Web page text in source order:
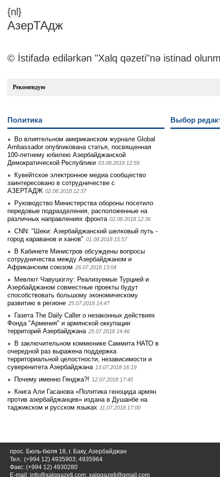
{nl}
АзерТАдж
© İstifadə edilərkən "Xalq qəzeti"nə istinad
Рекомендую
Политика
Во влиятельном американском журнале Global
Ambassador опубликована статья, посвященная
100-летнему юбилею Азербайджанской
Демократической Республики 03.08.2018 12:59
Кувейтское электронное медиа сообщество
заинтеpесовано в сотрудничестве с
АЗЕРТАДЖ 02.08.2018 12:37
Руководство Министерства обороны посетило
передовые подразделения, расположенные на
различных направлениях фронта 02.08.2018 12:36
CNN: "Шеки: Азербайджанский шелковый путь -
город караванов и ханов" 01.08.2018 15:57
В Кабинете Министров обсуждены вопросы
сотрудничества между Азербайджаном и
Африканским союзом 26.07.2018 13:04
Мевлют Чавушоглу: Реализуемые Турцией и
Азербайджаном совместные проекты будут
способствовать большому экономическому
развитию в регионе 25.07.2018 14:47
Газета The Daily Caller о незаконных действиях
Фонда "Армения" и армянской оккупации
территорий Азербайджана 25.07.2018 14:46
В заключительном коммюнике Саммита НАТО в
очередной раз выражена поддержка
территориальной целостности, независимости и
суверенитета Азербайджана 13.07.2018 16:19
Почему именно Гянджа?! 12.07.2018 17:45
Книга Али Гасанова «Политика геноцида армян
против азербайджанцев» издана в Душанбе на
таджикском и русском языках 11.07.2018 17:00
Выбор
прос. Бюль-бюля 18, г. Баку, Азербайджан
Тел.: (+994 12) 4935903; 4935964
Факс: (+994 12) 4930280
E-mail: info@xalqqazeti.com; xalqqazeti@gmail.com